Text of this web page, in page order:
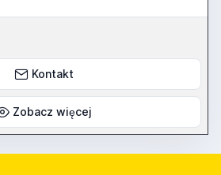
Kontakt
Zobacz więcej